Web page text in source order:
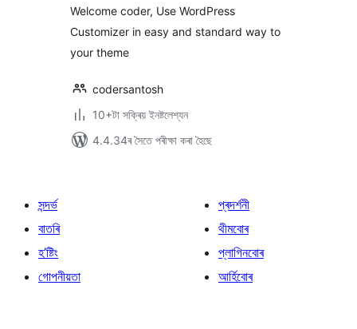
Welcome coder, Use WordPress
Customizer in easy and standard way to
your theme
codersantosh
10+টা সক্ৰিয় ইনষ্টলেশ্যন
4.4.34ৰ সৈতে পৰীক্ষা কৰা হৈছে
সন্দৰ্ভ
বাতৰি
হ’ষ্টিং
গোপনীয়তা
প্ৰদৰ্শনী
থীমবোৰ
প্লাগিনবোৰ
আৰ্হিবোৰ